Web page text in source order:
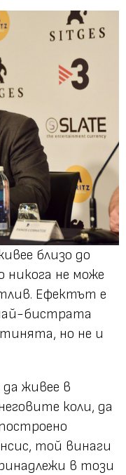
близо до
не може
Ефектът е
бистрата
но не и
живее в
коли, да
той винаги
в този